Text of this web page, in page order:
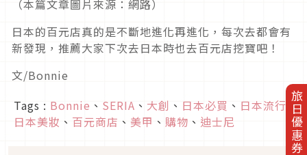
旅日優惠券
（本篇文章圖片來源：網路）
日本的百元店真的是不斷地進化再進化，每次去都會有
新發現，推薦大家下次去日本時也去百元店挖寶吧！
文/Bonnie
Tags : Bonnie 、 SERIA 、 大創 、 日本必買 、 日本流行 、
日本美妝 、 百元商店 、 美甲 、 購物 、 迪士尼